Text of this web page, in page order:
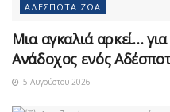
ΑΔΈΣΠΟΤΑ ΖΏΑ
Μια αγκαλιά αρκεί…
Ανάδοχος ενός
5 Αυγούστου 2026